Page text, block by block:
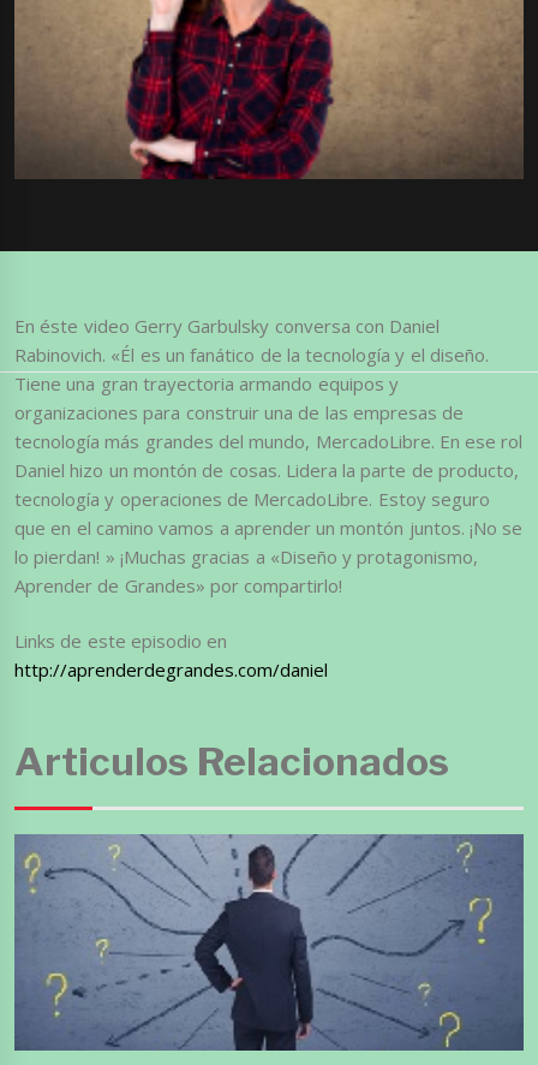
En éste video Gerry Garbulsky conversa con Daniel
Rabinovich. «Él es un fanático de la tecnología y el diseño.
Tiene una gran trayectoria armando equipos y
organizaciones para construir una de las empresas de
tecnología más grandes del mundo, MercadoLibre. En ese rol
Daniel hizo un montón de cosas. Lidera la parte de producto,
tecnología y operaciones de MercadoLibre. Estoy seguro
que en el camino vamos a aprender un montón juntos. ¡No se
lo pierdan! » ¡Muchas gracias a «Diseño y protagonismo,
Aprender de Grandes» por compartirlo!
Links de este episodio en
http://aprenderdegrandes.com/daniel
Articulos Relacionados